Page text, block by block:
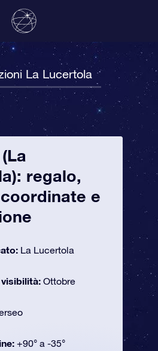
La Lucertola
regalo,
e
La Lucertola
Ottobre
+90° a -35°